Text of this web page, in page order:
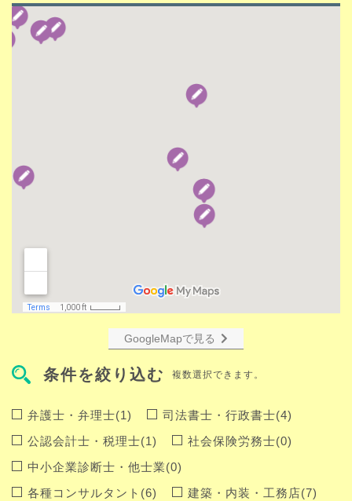
GoogleMapで見る
条件を絞り込む 複数選択できます。
弁護士・弁理士(1)
司法書士・行政書士(4)
公認会計士・税理士(1)
社会保険労務士(0)
中小企業診断士・他士業(0)
各種コンサルタント(6)
建築・内装・工務店(7)